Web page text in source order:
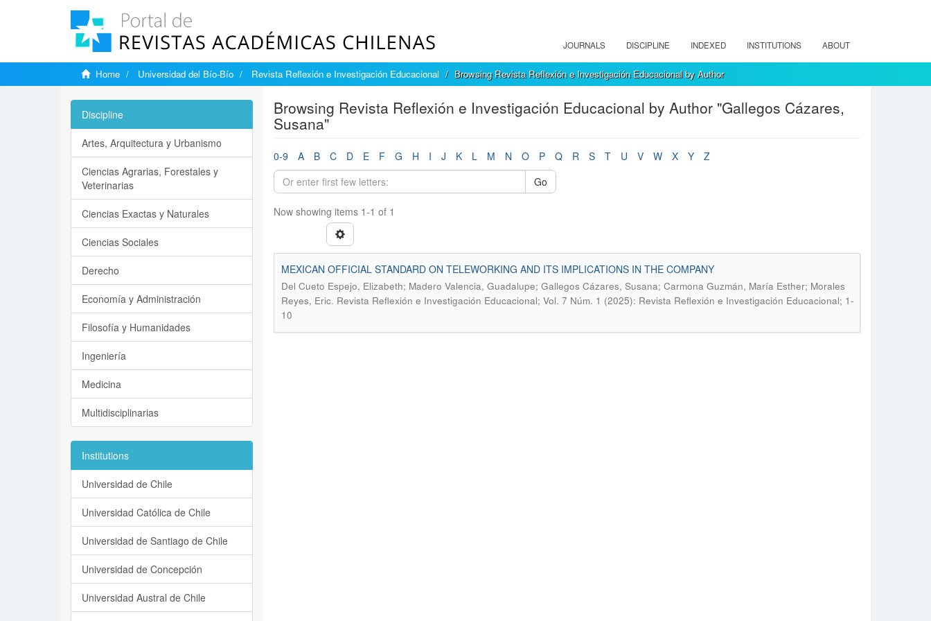
JOURNALS DISCIPLINE INDEXED INSTITUTIONS ABOUT
Home Universidad del Bío-Bío Revista Reflexión e Investigación Educacional Browsing Revista Reflexión e Investigación Educacional by Author
Browsing Revista Reflexión e Investigación Educacional by Author "Gallegos Cázares,
Susana"
0-9 A B C D E F G H I J K L M N O P Q R S T U V W X Y
Z
Go
Now showing items 1-1 of 1
MEXICAN OFFICIAL STANDARD ON TELEWORKING AND ITS IMPLICATIONS IN THE COMPANY
Del Cueto Espejo, Elizabeth; Madero Valencia, Guadalupe; Gallegos Cázares, Susana; Carmona Guzmán, María Esther; Morales
Reyes, Eric. Revista Reflexión e Investigación Educacional; Vol. 7 Núm. 1 (2025): Revista Reflexión e Investigación Educacional; 1-
10
Discipline
Artes, Arquitectura y Urbanismo
Ciencias Agrarias, Forestales y
Veterinarias
Ciencias Exactas y Naturales
Ciencias Sociales
Derecho
Economía y Administración
Filosofía y Humanidades
Ingeniería
Medicina
Multidisciplinarias
Institutions
Universidad de Chile
Universidad Católica de Chile
Universidad de Santiago de Chile
Universidad de Concepción
Universidad Austral de Chile